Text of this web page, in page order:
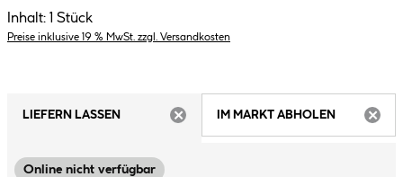
Inhalt: 1 Stück
Preise inklusive 19 % MwSt. zzgl. Versandkosten
LIEFERN LASSEN
IM MARKT ABHOLEN
Online nicht verfügbar